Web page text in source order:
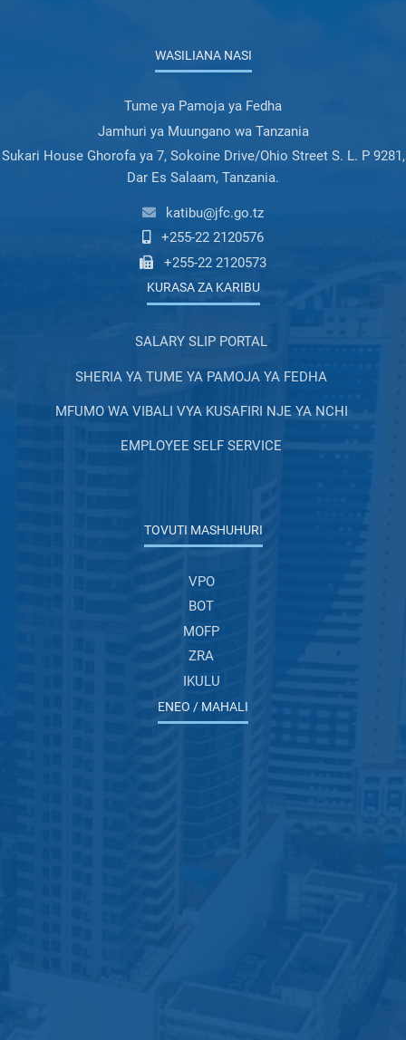
WASILIANA NASI
Tume ya Pamoja ya Fedha
Jamhuri ya Muungano wa Tanzania
Sukari House Ghorofa ya 7, Sokoine Drive/Ohio Street S. L. P 9281,
Dar Es Salaam, Tanzania.
katibu@jfc.go.tz
+255-22 2120576
+255-22 2120573
KURASA ZA KARIBU
SALARY SLIP PORTAL
SHERIA YA TUME YA PAMOJA YA FEDHA
MFUMO WA VIBALI VYA KUSAFIRI NJE YA NCHI
EMPLOYEE SELF SERVICE
TOVUTI MASHUHURI
VPO
BOT
MOFP
ZRA
IKULU
ENEO / MAHALI